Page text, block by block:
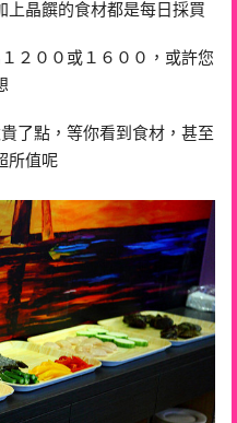
上晶饌的食材都是每日採買
２００或１６００，或許您
了點，等你看到食材，甚至
所值呢